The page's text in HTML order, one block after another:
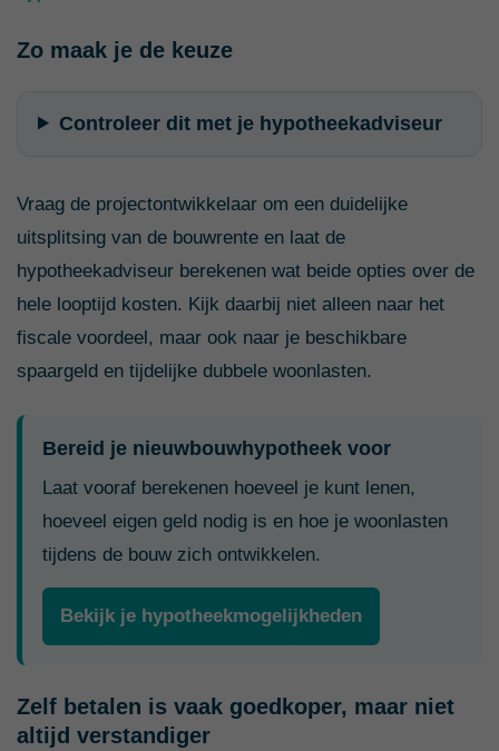
Zo maak je de keuze
Controleer dit met je hypotheekadviseur
Vraag de projectontwikkelaar om een duidelijke
uitsplitsing van de bouwrente en laat de
hypotheekadviseur berekenen wat beide opties over de
hele looptijd kosten. Kijk daarbij niet alleen naar het
fiscale voordeel, maar ook naar je beschikbare
spaargeld en tijdelijke dubbele woonlasten.
Bereid je nieuwbouwhypotheek voor
Laat vooraf berekenen hoeveel je kunt lenen,
hoeveel eigen geld nodig is en hoe je woonlasten
tijdens de bouw zich ontwikkelen.
Bekijk je hypotheekmogelijkheden
Zelf betalen is vaak goedkoper, maar niet
altijd verstandiger